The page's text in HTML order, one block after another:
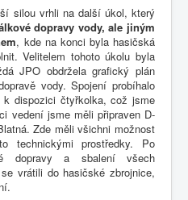
silou vrhli na další úkol, který
dopravy vody, ale jiným
, kde na konci byla hasičská
Velitelem tohoto úkolu byla
JPO obdržela grafický plán
vody. Spojení probíhalo
dispozici čtyřkolka, což jsme
vedení jsme měli připraven D-
Zde měli všichni možnost
technickými prostředky. Po
dopravy a sbalení všech
vrátili do hasičské zbrojnice,